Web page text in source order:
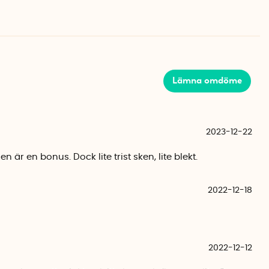
energisnåla LED-lampan ger en brinntid på ca 200
i direkt solljus. De är tillverkade av riktigt vax och
cm
per ljus, köps separat.
Lämna omdöme
2023-12-22
är en bonus. Dock lite trist sken, lite blekt.
2022-12-18
2022-12-12